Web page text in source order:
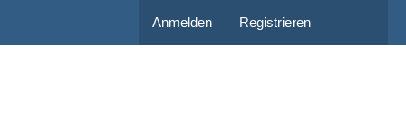
Anmelden Registrieren